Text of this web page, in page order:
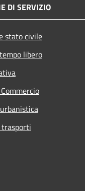
DI SERVIZIO
stato civile
libero